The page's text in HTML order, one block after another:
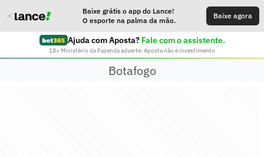
Baixe grátis o app do Lance!
O esporte na palma da mão.
Baixe agora
Ajuda com Aposta? Fale com o assistente.
18+ Ministério da Fazenda adverte: Aposta não é investimento
Botafogo